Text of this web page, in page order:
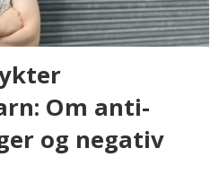
Om anti-
og negativ